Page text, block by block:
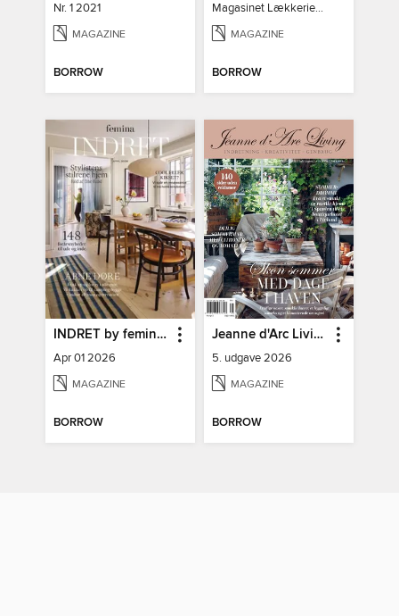
Nr. 1 2021
MAGAZINE
BORROW
Magasinet Lækkerier nr. 30
MAGAZINE
BORROW
INDRET by femina DK
Apr 01 2026
MAGAZINE
BORROW
Jeanne d'Arc Living
5. udgave 2026
MAGAZINE
BORROW